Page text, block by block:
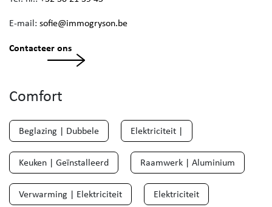
E-mail: sofie@immogryson.be
Contacteer ons
Comfort
Beglazing | Dubbele Elektriciteit |
Keuken | Geïnstalleerd Raamwerk | Aluminium
Verwarming | Elektriciteit Elektriciteit